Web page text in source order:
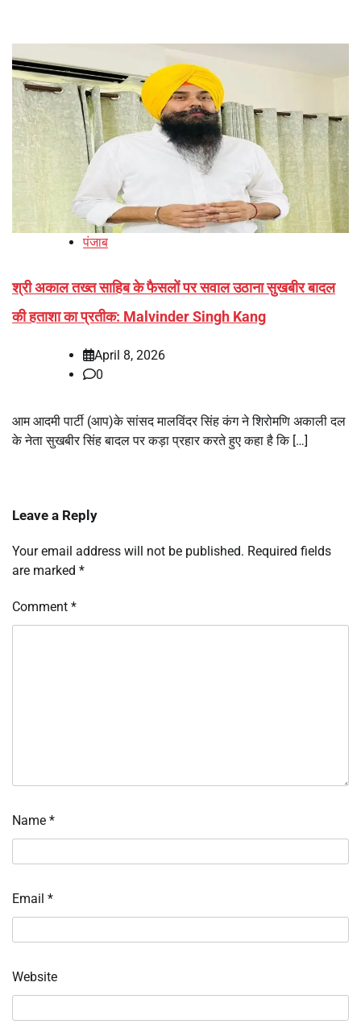
पंजाब
श्री अकाल तख्त साहिब के फैसलों पर सवाल उठाना सुखबीर बादल
की हताशा का प्रतीक: Malvinder Singh Kang
April 8, 2026
0
आम आदमी पार्टी (आप)के सांसद मालविंदर सिंह कंग ने शिरोमणि अकाली दल
के नेता सुखबीर सिंह बादल पर कड़ा प्रहार करते हुए कहा है कि […]
Leave a Reply
Your email address will not be published. Required fields
are marked *
Comment *
Name *
Email *
Website